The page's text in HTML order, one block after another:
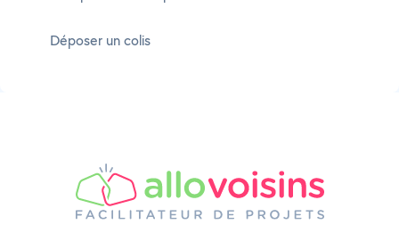
Déposer un colis